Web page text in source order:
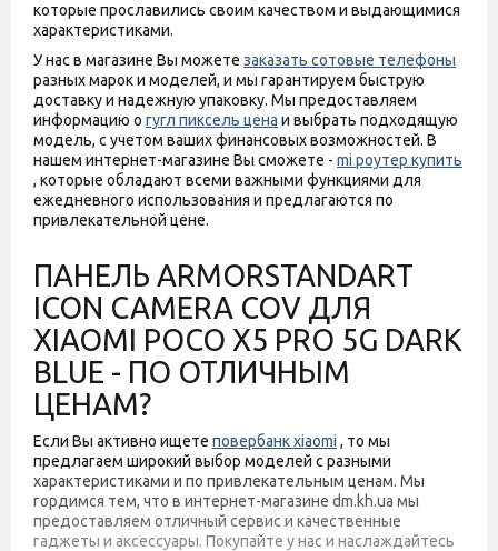
которые прославились своим качеством и выдающимися
характеристиками.
У нас в магазине Вы можете заказать сотовые телефоны
разных марок и моделей, и мы гарантируем быструю
доставку и надежную упаковку. Мы предоставляем
информацию о гугл пиксель цена и выбрать подходящую
модель, с учетом ваших финансовых возможностей. В
нашем интернет-магазине Вы сможете - mi роутер купить
, которые обладают всеми важными функциями для
ежедневного использования и предлагаются по
привлекательной цене.
ПАНЕЛЬ ARMORSTANDART
ICON CAMERA COV ДЛЯ
XIAOMI POCO X5 PRO 5G DARK
BLUE - ПО ОТЛИЧНЫМ
ЦЕНАМ?
Если Вы активно ищете повербанк xiaomi , то мы
предлагаем широкий выбор моделей с разными
характеристиками и по привлекательным ценам. Мы
гордимся тем, что в интернет-магазине dm.kh.ua мы
предоставляем отличный сервис и качественные
гаджеты и аксессуары. Покупайте у нас и наслаждайтесь